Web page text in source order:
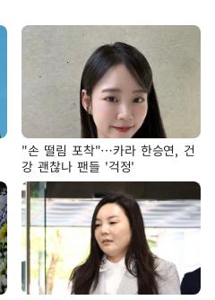
"손 떨림 포착"…카라 한승연, 건
강 괜찮나 팬들 '걱정'